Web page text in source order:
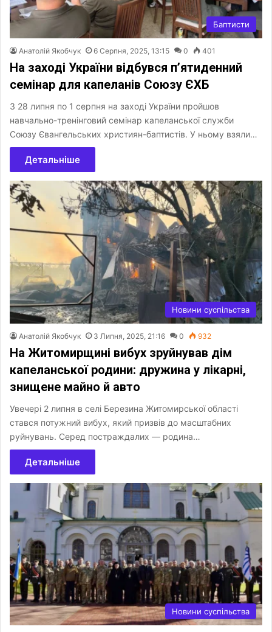
Баптисти
Анатолій Якобчук 6 Серпня, 2025, 13:15 0 401
На заході України відбувся п’ятиденний
семінар для капеланів Союзу ЄХБ
З 28 липня по 1 серпня на заході України пройшов
навчально-тренінговий семінар капеланської служби
Союзу Євангельських християн-баптистів. У ньому взяли…
Детальніше
Новини суспільства
Анатолій Якобчук 3 Липня, 2025, 21:16 0 932
На Житомирщині вибух зруйнував дім
капеланської родини: дружина у лікарні,
знищене майно й авто
Увечері 2 липня в селі Березина Житомирської області
стався потужний вибух, який призвів до масштабних
руйнувань. Серед постраждалих — родина…
Детальніше
Новини суспільства